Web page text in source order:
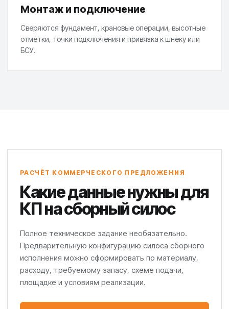
Монтаж и подключение
Сверяются фундамент, крановые операции, высотные
отметки, точки подключения и привязка к шнеку или
БСУ.
РАСЧЁТ КОММЕРЧЕСКОГО ПРЕДЛОЖЕНИЯ
Какие данные нужны для
КП на сборный силос
Полное техническое задание необязательно.
Предварительную конфигурацию силоса сборного
исполнения можно сформировать по материалу,
расходу, требуемому запасу, схеме подачи,
площадке и условиям реализации.